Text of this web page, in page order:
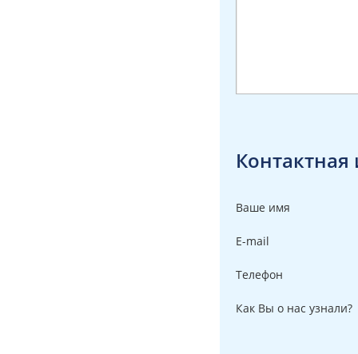
Ваше имя
E-mail
Телефон
Как Вы о нас узнали?